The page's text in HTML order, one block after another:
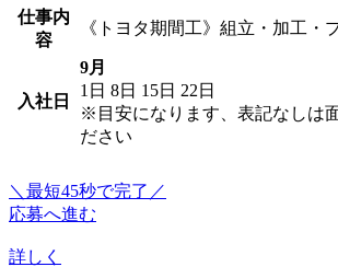
仕事内
容
《トヨタ期間工》組立・加工・
入社日
9月
1日 8日 15日 22日
※目安になります、表記なしは
ださい
＼最短45秒で完了／
応募へ進む
詳しく